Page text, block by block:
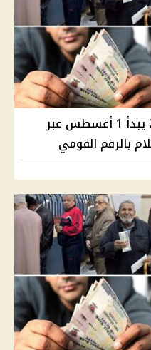
صرف معاشات أغسطس 2026 يبدأ 1 أغسطس عبر